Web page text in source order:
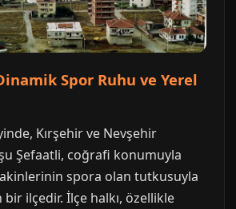
Spor Ruhu ve Yerel
Kırşehir ve Nevşehir
Şefaatli, coğrafi konumuyla
spora olan tutkusuyla
ilçedir. İlçe halkı, özellikle